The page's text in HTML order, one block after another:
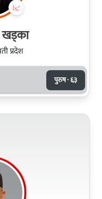
खड्का
प्रदेश
पुरुष · ६३